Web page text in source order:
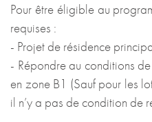
Pour être éligible au
requises :
- Projet de résidence
- Répondre au conditions
en zone B1 (Sauf pour les
il n’y a pas de condition de